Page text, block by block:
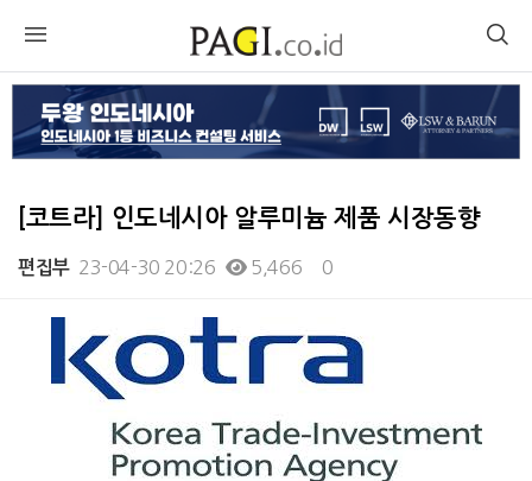
[코트라] 인도네시아 알루미늄 제품 시장동향
편집부 23-04-30 20:26 5,466 0